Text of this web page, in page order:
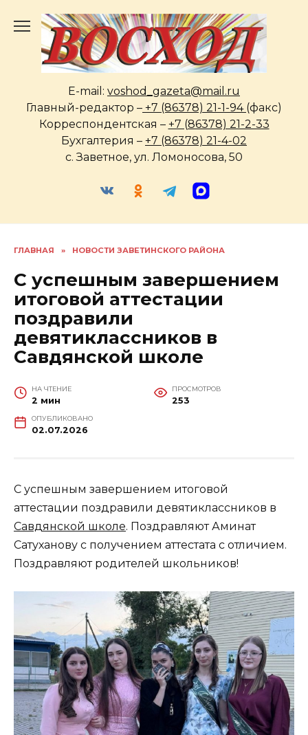
содержанию
E-mail: voshod_gazeta@mail.ru
Главный-редактор – +7 (86378) 21-1-94 (факс)
Корреспондентская – +7 (86378) 21-2-33
Бухгалтерия – +7 (86378) 21-4-02
с. Заветное, ул. Ломоносова, 50
ГЛАВНАЯ » НОВОСТИ ЗАВЕТИНСКОГО РАЙОНА
С успешным завершением
итоговой аттестации
поздравили
девятиклассников в
Савдянской школе
НА ЧТЕНИЕ
2 мин
ПРОСМОТРОВ
253
ОПУБЛИКОВАНО
02.07.2026
С успешным завершением итоговой
аттестации поздравили девятиклассников в
Савдянской школе. Поздравляют Аминат
Сатуханову с получением аттестата с отличием.
Поздравляют родителей школьников!